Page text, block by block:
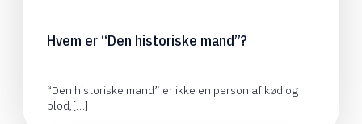
Hvem er “Den historiske mand”?
“Den historiske mand” er ikke en person af kød og
blod,[…]